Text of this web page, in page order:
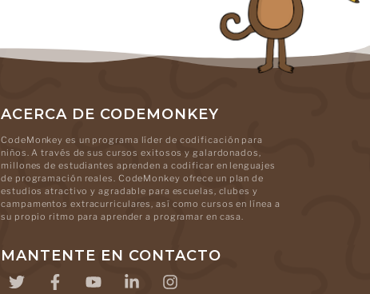
ACERCA DE CODEMONKEY
CodeMonkey es un programa líder de codificación para
niños. A través de sus cursos exitosos y galardonados,
millones de estudiantes aprenden a codificar en lenguajes
de programación reales. CodeMonkey ofrece un plan de
estudios atractivo y agradable para escuelas, clubes y
campamentos extracurriculares, así como cursos en línea a
su propio ritmo para aprender a programar en casa.
MANTENTE EN CONTACTO